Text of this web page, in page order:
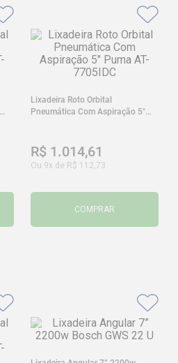
Lixadeira Roto Orbital
Pneumática Com Aspiração 5"
R$ 1.014,61
Ou 9x de R$ 112,73
COMPRAR